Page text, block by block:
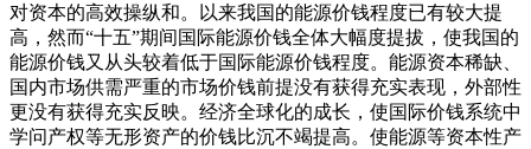
对资本的高效操纵和。以来我国的能源价钱程度已有较大提
高，然而“十五”期间国际能源价钱全体大幅度提拔，使我国的
能源价钱又从头较着低于国际能源价钱程度。能源资本稀缺、
国内市场供需严重的市场价钱前提没有获得充实表现，外部性
更没有获得充实反映。经济全球化的成长，使国际价钱系统中
学问产权等无形资产的价钱比沉不竭提高。使能源等资本性产